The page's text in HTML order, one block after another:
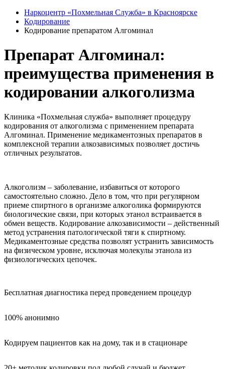
Наркоцентр «Похмельная Служба» в Красноярске
Кодирование
Кодирование препаратом Алгоминал
Препарат Алгоминал:
преимущества применения в
кодировании алкоголизма
Клиника «Похмельная служба» выполняет процедуру
кодирования от алкоголизма с применением препарата
Алгоминал. Применение медикаментозных препаратов в
комплексной терапии алкозависимых позволяет достичь
отличных результатов.
Алкоголизм – заболевание, избавиться от которого
самостоятельно сложно. Дело в том, что при регулярном
приеме спиртного в организме алкоголика формируются
биологические связи, при которых этанол встраивается в
обмен веществ. Кодирование алкозависимости – действенный
метод устранения патологической тяги к спиртному.
Медикаментозные средства позволят устранить зависимость
на физическом уровне, исключая молекулы этанола из
физиологических цепочек.
Бесплатная диагностика перед проведением процедур
100% анонимно
Кодируем пациентов как на дому, так и в стационаре